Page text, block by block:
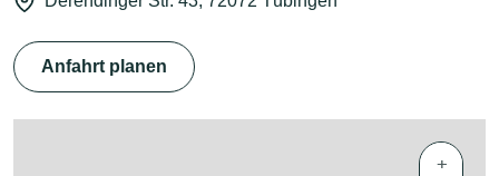
Anfahrt planen
+